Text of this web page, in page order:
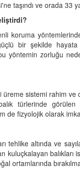
taşındı ve orada 33
koruma
bir şekilde
yöntemin zorluğu
sistemi rahim ve
türlerinde
de fizyolojik olarak
altında ve
kuluçkalayan balıkları
ortamlarında